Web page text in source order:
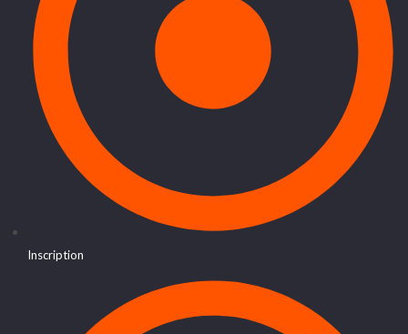
Inscription